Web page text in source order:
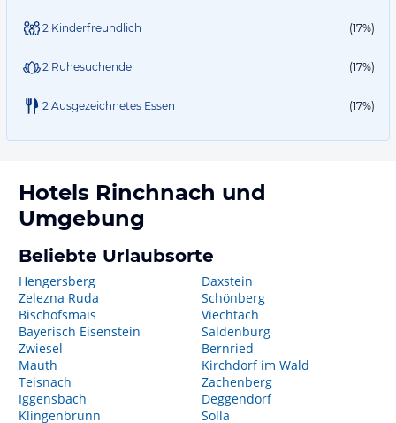
2 Kinderfreundlich (17%)
2 Ruhesuchende (17%)
2 Ausgezeichnetes Essen (17%)
Hotels Rinchnach und
Umgebung
Beliebte Urlaubsorte
Hengersberg
Zelezna Ruda
Bischofsmais
Bayerisch Eisenstein
Zwiesel
Mauth
Teisnach
Iggensbach
Klingenbrunn
Daxstein
Schönberg
Viechtach
Saldenburg
Bernried
Kirchdorf im Wald
Zachenberg
Deggendorf
Solla